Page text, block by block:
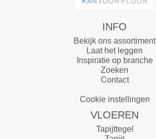
INFO
Bekijk ons assortiment
Laat het leggen
Inspiratie op branche
Zoeken
Contact
Cookie instellingen
VLOEREN
Tapijttegel